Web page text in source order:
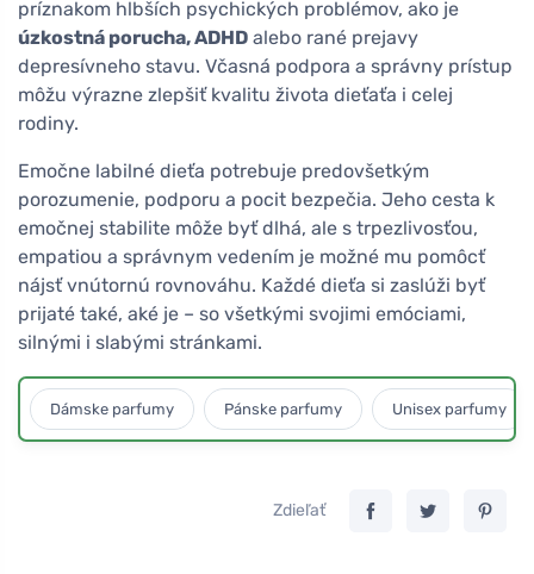
príznakom hlbších psychických problémov, ako je
úzkostná porucha, ADHD alebo rané prejavy
depresívneho stavu. Včasná podpora a správny prístup
môžu výrazne zlepšiť kvalitu života dieťaťa i celej
rodiny.
Emočne labilné dieťa potrebuje predovšetkým
porozumenie, podporu a pocit bezpečia. Jeho cesta k
emočnej stabilite môže byť dlhá, ale s trpezlivosťou,
empatiou a správnym vedením je možné mu pomôcť
nájsť vnútornú rovnováhu. Každé dieťa si zaslúži byť
prijaté také, aké je – so všetkými svojimi emóciami,
silnými i slabými stránkami.
Dámske parfumy Pánske parfumy Unisex parfumy
Zdieľať